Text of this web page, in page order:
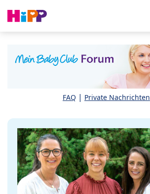
FAQ | Private Nachrichten